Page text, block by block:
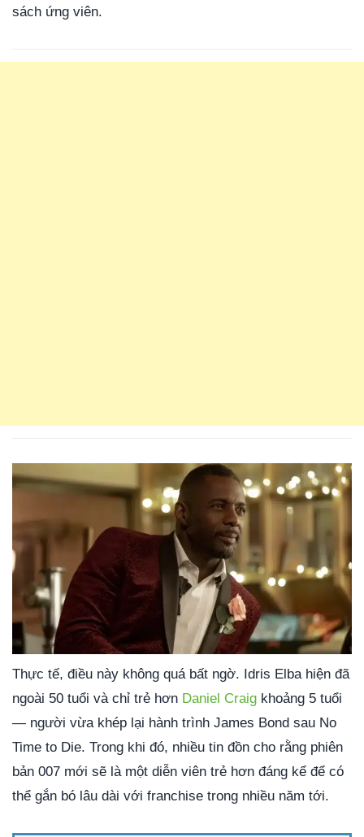
sách ứng viên.
Thực tế, điều này không quá bất ngờ. Idris Elba hiện đã
ngoài 50 tuổi và chỉ trẻ hơn Daniel Craig khoảng 5 tuổi
— người vừa khép lại hành trình James Bond sau No
Time to Die. Trong khi đó, nhiều tin đồn cho rằng phiên
bản 007 mới sẽ là một diễn viên trẻ hơn đáng kể để có
thể gắn bó lâu dài với franchise trong nhiều năm tới.